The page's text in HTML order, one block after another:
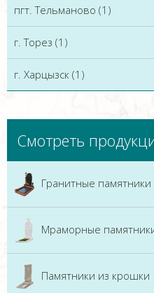
пгт. Тельманово (1)
г. Торез (1)
г. Харцызск (1)
Смотреть
Гранитные памятники
Мраморные
Памятники из крошки